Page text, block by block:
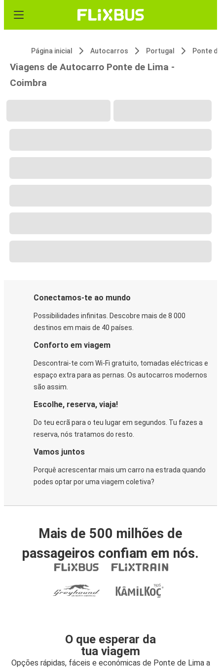
Página inicial Autocarros Portugal Ponte
Viagens de Autocarro Ponte de Lima -
Coimbra
Conectamos-te ao mundo
Possibilidades infinitas. Descobre mais de 8 000
destinos em mais de 40 países.
Conforto em viagem
Descontrai-te com Wi-Fi gratuito, tomadas eléctricas e
espaço extra para as pernas. Os autocarros modernos
são assim.
Escolhe, reserva, viaja!
Do teu ecrã para o teu lugar em segundos. Tu fazes a
reserva, nós tratamos do resto.
Vamos juntos
Porquê acrescentar mais um carro na estrada quando
podes optar por uma viagem coletiva?
Mais de 500 milhões de
passageiros confiam em nós.
O que esperar da
tua viagem
Opções rápidas, fáceis e económicas de Ponte de Lima a